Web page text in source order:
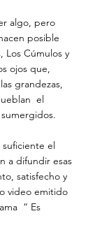
algo, pero
posible
Los Cúmulos y
ojos que,
grandezas,
el
suficiente el
a difundir esas
satisfecho y
video emitido
“ Es